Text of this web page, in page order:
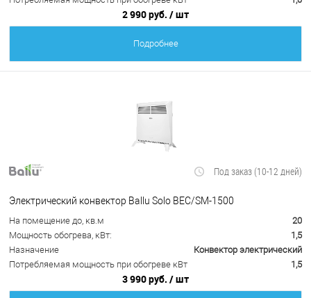
2 990 руб. / шт
Подробнее
Под заказ (10-12 дней)
Электрический конвектор Ballu Solo BEC/SM-1500
На помещение до, кв.м
20
Мощность обогрева, кВт:
1,5
Назначение
Конвектор электрический
Потребляемая мощность при обогреве кВт
1,5
3 990 руб. / шт